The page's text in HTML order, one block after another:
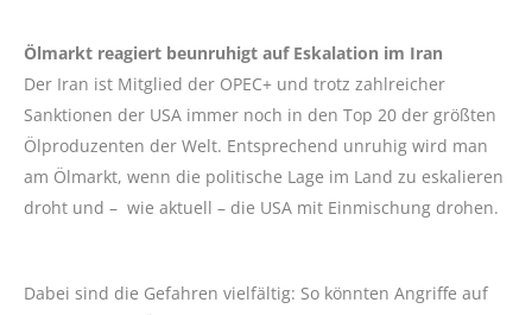
Ölmarkt reagiert beunruhigt auf Eskalation im Iran
Der Iran ist Mitglied der OPEC+ und trotz zahlreicher
Sanktionen der USA immer noch in den Top 20 der größten
Ölproduzenten der Welt. Entsprechend unruhig wird man
am Ölmarkt, wenn die politische Lage im Land zu eskalieren
droht und – wie aktuell – die USA mit Einmischung drohen.
Dabei sind die Gefahren vielfältig: So könnten Angriffe auf